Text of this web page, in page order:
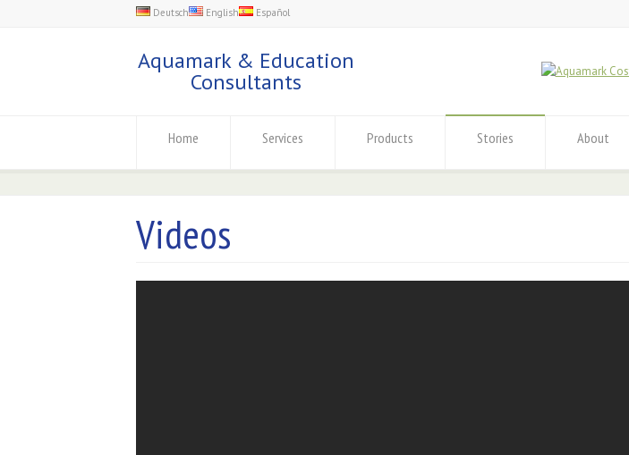
Deutsch English Español
Aquamark & Education
Consultants
Home Services Products Stories About
Videos